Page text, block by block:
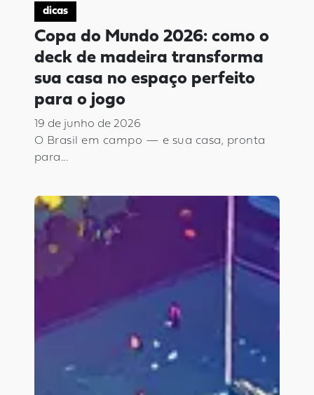
dicas
Copa do Mundo 2026: como o
deck de madeira transforma
sua casa no espaço perfeito
para o jogo
19 de junho de 2026
O Brasil em campo — e sua casa, pronta
para...